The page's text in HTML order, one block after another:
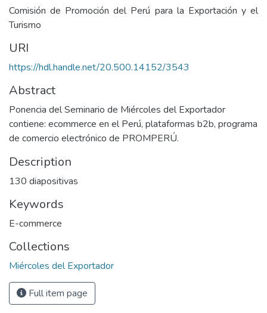
Comisión de Promoción del Perú para la Exportación y el
Turismo
URI
https://hdl.handle.net/20.500.14152/3543
Abstract
Ponencia del Seminario de Miércoles del Exportador
contiene: ecommerce en el Perú, plataformas b2b, programa
de comercio electrónico de PROMPERÚ.
Description
130 diapositivas
Keywords
E-commerce
Collections
Miércoles del Exportador
Full item page